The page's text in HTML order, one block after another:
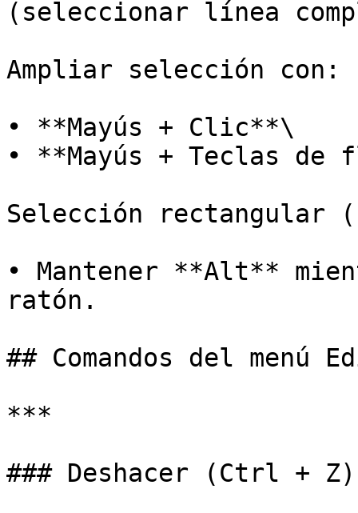
(seleccionar línea
Ampliar selección con:
• **Mayús + Clic**\
• **Mayús + Teclas de
Selección rectangular
• Mantener **Alt**
ratón.
## Comandos del menú
***
### Deshacer (Ctrl + Z)